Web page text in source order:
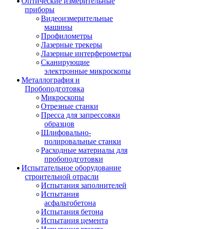
приборы
Видеоизмерительные
машины
Профилометры
Лазерные трекеры
Лазерные интерферометры
Сканирующие
электронные микроскопы
Металлография и
Пробоподготовка
Микроскопы
Отрезные станки
Пресса для запрессовки
образцов
Шлифовально-
полировальные станки
Расходные материалы для
пробоподготовки
Испытательное оборудование
строительной отрасли
Испытания заполнителей
Испытания
асфальтобетона
Испытания бетона
Испытания цемента